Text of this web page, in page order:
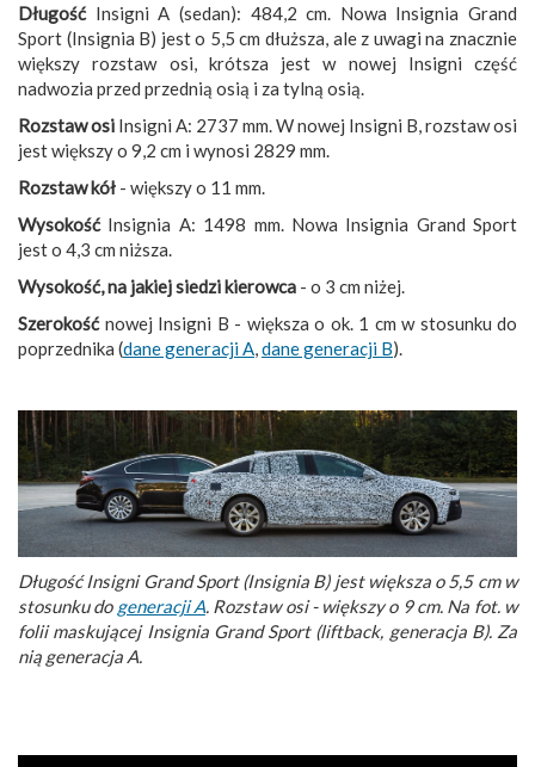
DługośćInsigni A (sedan): 484,2 cm. Nowa Insignia Grand
Sport (Insignia B) jest o 5,5 cm dłuższa, ale z uwagi na znacznie
większy rozstaw osi, krótsza jest w nowej Insigni część
nadwozia przed przednią osią i za tylną osią.
Rozstaw osi Insigni A: 2737 mm. W nowej Insigni B, rozstaw osi
jest większy o 9,2 cm i wynosi 2829 mm.
Rozstaw kół - większy o 11 mm.
WysokośćInsignia A: 1498 mm. Nowa Insignia Grand Sport
jest o 4,3 cm niższa.
Wysokość, na jakiej siedzi kierowca - o 3 cm niżej.
Szerokośćnowej Insigni B - większa o ok. 1 cm w stosunku do
poprzednika (dane generacji A,dane generacji B).
Długość Insigni Grand Sport (Insignia B) jest większa o 5,5 cm w
stosunku do generacji A. Rozstaw osi - większy o 9 cm. Na fot. w
folii maskującej Insignia Grand Sport (liftback, generacja B). Za
nią generacja A.